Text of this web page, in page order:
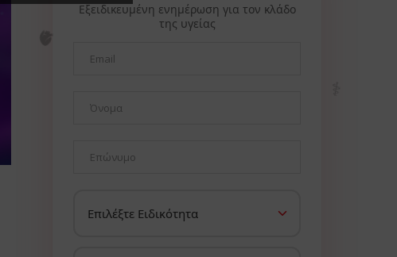
Εξειδικευμένη ενημέρωση για τον κλάδο
της υγείας